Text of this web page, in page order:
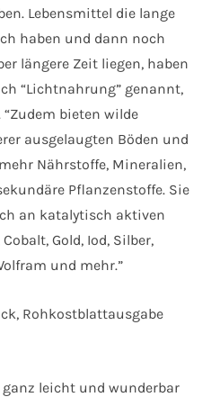
Lebensmittel die lange
haben und dann noch
längere Zeit liegen, haben
“Lichtnahrung” genannt,
bieten wilde
ausgelaugten Böden und
Nährstoffe, Mineralien,
Pflanzenstoffe. Sie
an katalytisch aktiven
Gold, Iod, Silber,
und mehr.”
Rohkostblattausgabe
leicht und wunderbar